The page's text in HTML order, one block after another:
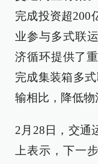
完成投资超200
业参与多式联
济循环提供了
完成集装箱多
输相比，降低物
2月28日，交通
上表示，下一